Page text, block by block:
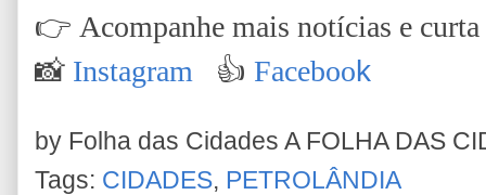
👉 Acompanhe mais notícias e curta
📸 Instagram 👍 Facebook
by Folha das Cidades A FOLHA DAS
Tags: CIDADES, PETROLÂNDIA